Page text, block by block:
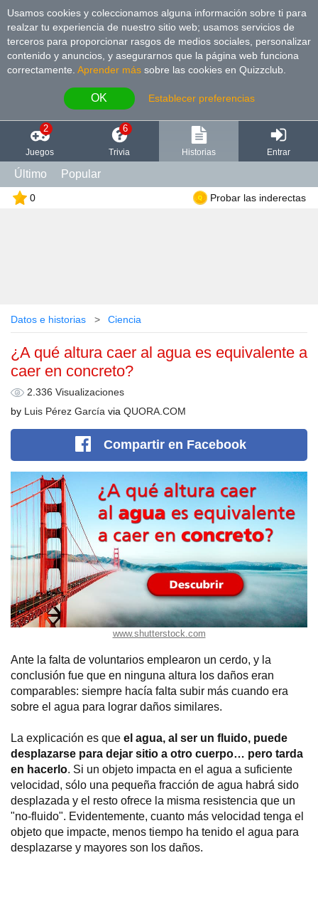
Usamos cookies y coleccionamos alguna información sobre ti para
realzar tu experiencia de nuestro sitio web; usamos servicios de
terceros para proporcionar rasgos de medios sociales, personalizar
contenido y anuncios, y asegurarnos que la página web funciona
correctamente. Aprender más sobre las cookies en Quizzclub.
OK Establecer preferencias
2
Juegos
6
Trivia Historias Entrar
Último Popular
0 Probar las inderectas
Datos e historias Сiencia
¿A qué altura caer al agua es equivalente a
caer en concreto?
2.336 Visualizaciones
by Luis Pérez García via QUORA.COM
Compartir en Facebook
www.shutterstock.com
Ante la falta de voluntarios emplearon un cerdo, y la
conclusión fue que en ninguna altura los daños eran
comparables: siempre hacía falta subir más cuando era
sobre el agua para lograr daños similares.
La explicación es que el agua, al ser un fluido, puede
desplazarse para dejar sitio a otro cuerpo… pero tarda
en hacerlo. Si un objeto impacta en el agua a suficiente
velocidad, sólo una pequeña fracción de agua habrá sido
desplazada y el resto ofrece la misma resistencia que un
"no-fluido". Evidentemente, cuanto más velocidad tenga el
objeto que impacte, menos tiempo ha tenido el agua para
desplazarse y mayores son los daños.